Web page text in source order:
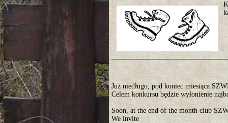
Już niedługo, pod koniec miesiąca
Celem konkursu będzie wyłonienie
Soon, at the end of the month club
We invite